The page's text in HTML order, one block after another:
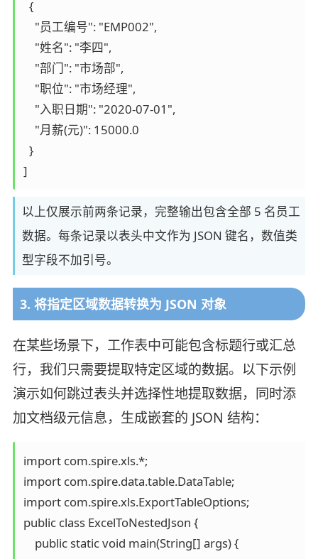
  {
    "员工编号": "EMP002",
    "姓名": "李四",
    "部门": "市场部",
    "职位": "市场经理",
    "入职日期": "2020-07-01",
    "月薪(元)": 15000.0
  }
]
以上仅展示前两条记录，完整输出包含全部 5 名员工
数据。每条记录以表头中文作为 JSON 键名，数值类
型字段不加引号。
3. 将指定区域数据转换为 JSON 对象
在某些场景下，工作表中可能包含标题行或汇总
行，我们只需要提取特定区域的数据。以下示例
演示如何跳过表头并选择性地提取数据，同时添
加文档级元信息，生成嵌套的 JSON 结构：
import com.spire.xls.*;
import com.spire.data.table.DataTable;
import com.spire.xls.ExportTableOptions;
public class ExcelToNestedJson {
    public static void main(String[] args) {